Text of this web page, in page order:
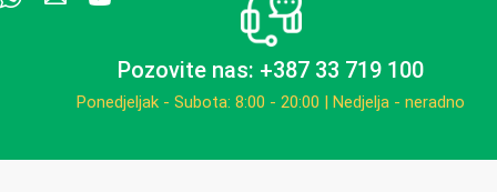
Pozovite nas: +387 33 719 100
Ponedjeljak - Subota: 8:00 - 20:00 | Nedjelja - neradno